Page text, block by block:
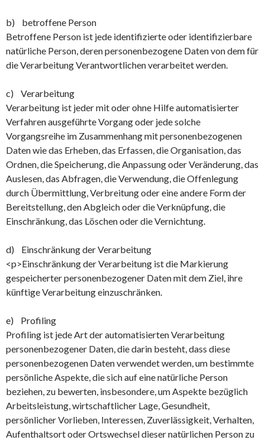
b) betroffene Person
Betroffene Person ist jede identifizierte oder identifizierbare
natürliche Person, deren personenbezogene Daten von dem für
die Verarbeitung Verantwortlichen verarbeitet werden.
c) Verarbeitung
Verarbeitung ist jeder mit oder ohne Hilfe automatisierter
Verfahren ausgeführte Vorgang oder jede solche
Vorgangsreihe im Zusammenhang mit personenbezogenen
Daten wie das Erheben, das Erfassen, die Organisation, das
Ordnen, die Speicherung, die Anpassung oder Veränderung, das
Auslesen, das Abfragen, die Verwendung, die Offenlegung
durch Übermittlung, Verbreitung oder eine andere Form der
Bereitstellung, den Abgleich oder die Verknüpfung, die
Einschränkung, das Löschen oder die Vernichtung.
d) Einschränkung der Verarbeitung
<p>Einschränkung der Verarbeitung ist die Markierung
gespeicherter personenbezogener Daten mit dem Ziel, ihre
künftige Verarbeitung einzuschränken.
e) Profiling
Profiling ist jede Art der automatisierten Verarbeitung
personenbezogener Daten, die darin besteht, dass diese
personenbezogenen Daten verwendet werden, um bestimmte
persönliche Aspekte, die sich auf eine natürliche Person
beziehen, zu bewerten, insbesondere, um Aspekte bezüglich
Arbeitsleistung, wirtschaftlicher Lage, Gesundheit,
persönlicher Vorlieben, Interessen, Zuverlässigkeit, Verhalten,
Aufenthaltsort oder Ortswechsel dieser natürlichen Person zu